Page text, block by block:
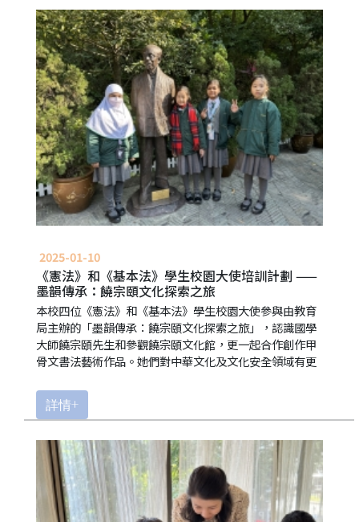
2025-01-10
《憲法》和《基本法》學生校園大使培訓計劃 ——
墨韻傳承：饒宗頤文化探索之旅
本校四位《憲法》和《基本法》學生校園大使參與由教育
局主辦的「墨韻傳承：饒宗頤文化探索之旅」，認識國學
大師饒宗頤先生和參觀饒宗頤文化館，更一起合作創作甲
骨文書法藝術作品。她們對中華文化及文化安全領域有更
詳情+